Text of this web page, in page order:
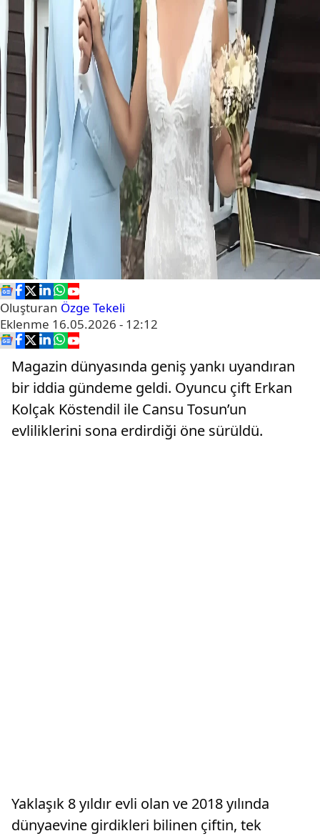
Oluşturan Özge Tekeli
Eklenme 16.05.2026 - 12:12
Magazin dünyasında geniş yankı uyandıran
bir iddia gündeme geldi. Oyuncu çift Erkan
Kolçak Köstendil ile Cansu Tosun’un
evliliklerini sona erdirdiği öne sürüldü.
Yaklaşık 8 yıldır evli olan ve 2018 yılında
dünyaevine girdikleri bilinen çiftin, tek